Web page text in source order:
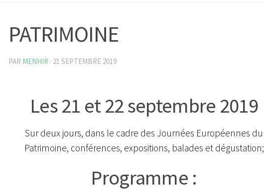
PATRIMOINE
PAR MENHIR · 21 SEPTEMBRE 2019
Les 21 et 22 septembre 2019
Sur deux jours, dans le cadre des Journées Européennes du
Patrimoine, conférences, expositions, balades et dégustation;
Programme :